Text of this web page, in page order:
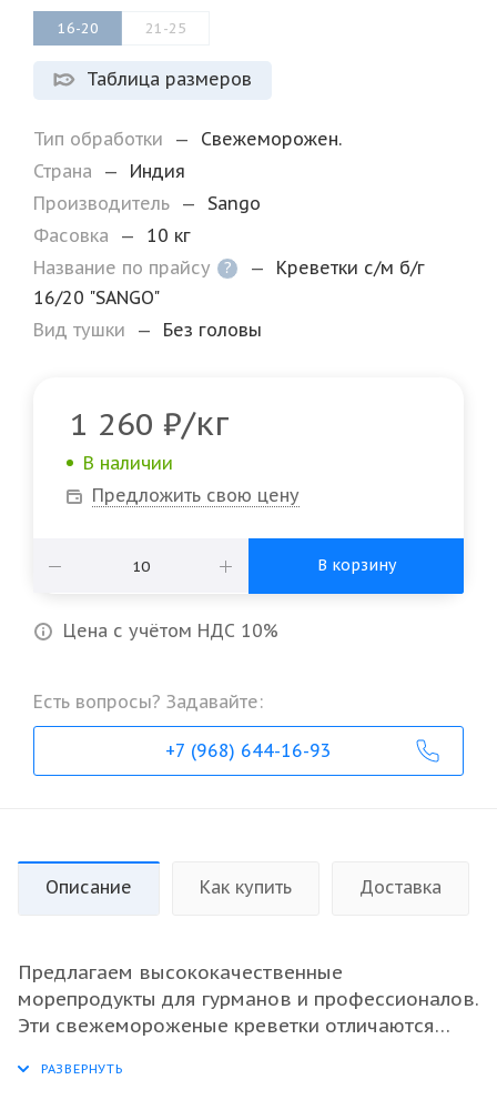
16-20 21-25
Таблица размеров
Тип обработки —
Свежеморожен.
Страна
—
Индия
Производитель —
Sango
Фасовка
—
10 кг
Название по прайсу
? —
Креветки с/м б/г
16/20 "SANGO"
Вид тушки
— Без головы
1 260 ₽/кг
В наличии
Предложить свою цену
В корзину
Цена с учётом НДС 10%
Есть вопросы? Задавайте:
+7 (968) 644-16-93
Описание Как купить Доставка
Предлагаем высококачественные
морепродукты для гурманов и профессионалов.
Эти свежемороженые креветки отличаются
делает их превосходным выбором для